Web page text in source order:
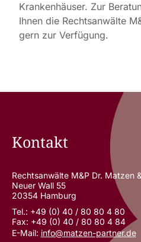
Krankenhäuser. Zur
Ihnen die Rechtsanwälte
gern zur Verfügung.
Kontakt
Rechtsanwälte M&P Dr. Matzen
Neuer Wall 55
20354 Hamburg
Tel.: +49 (0) 40 / 80 80 4 80
Fax: +49 (0) 40 / 80 80 4 84
E-Mail: info@matzen-partner.de